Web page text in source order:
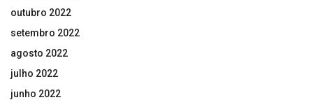
outubro 2022
setembro 2022
agosto 2022
julho 2022
junho 2022